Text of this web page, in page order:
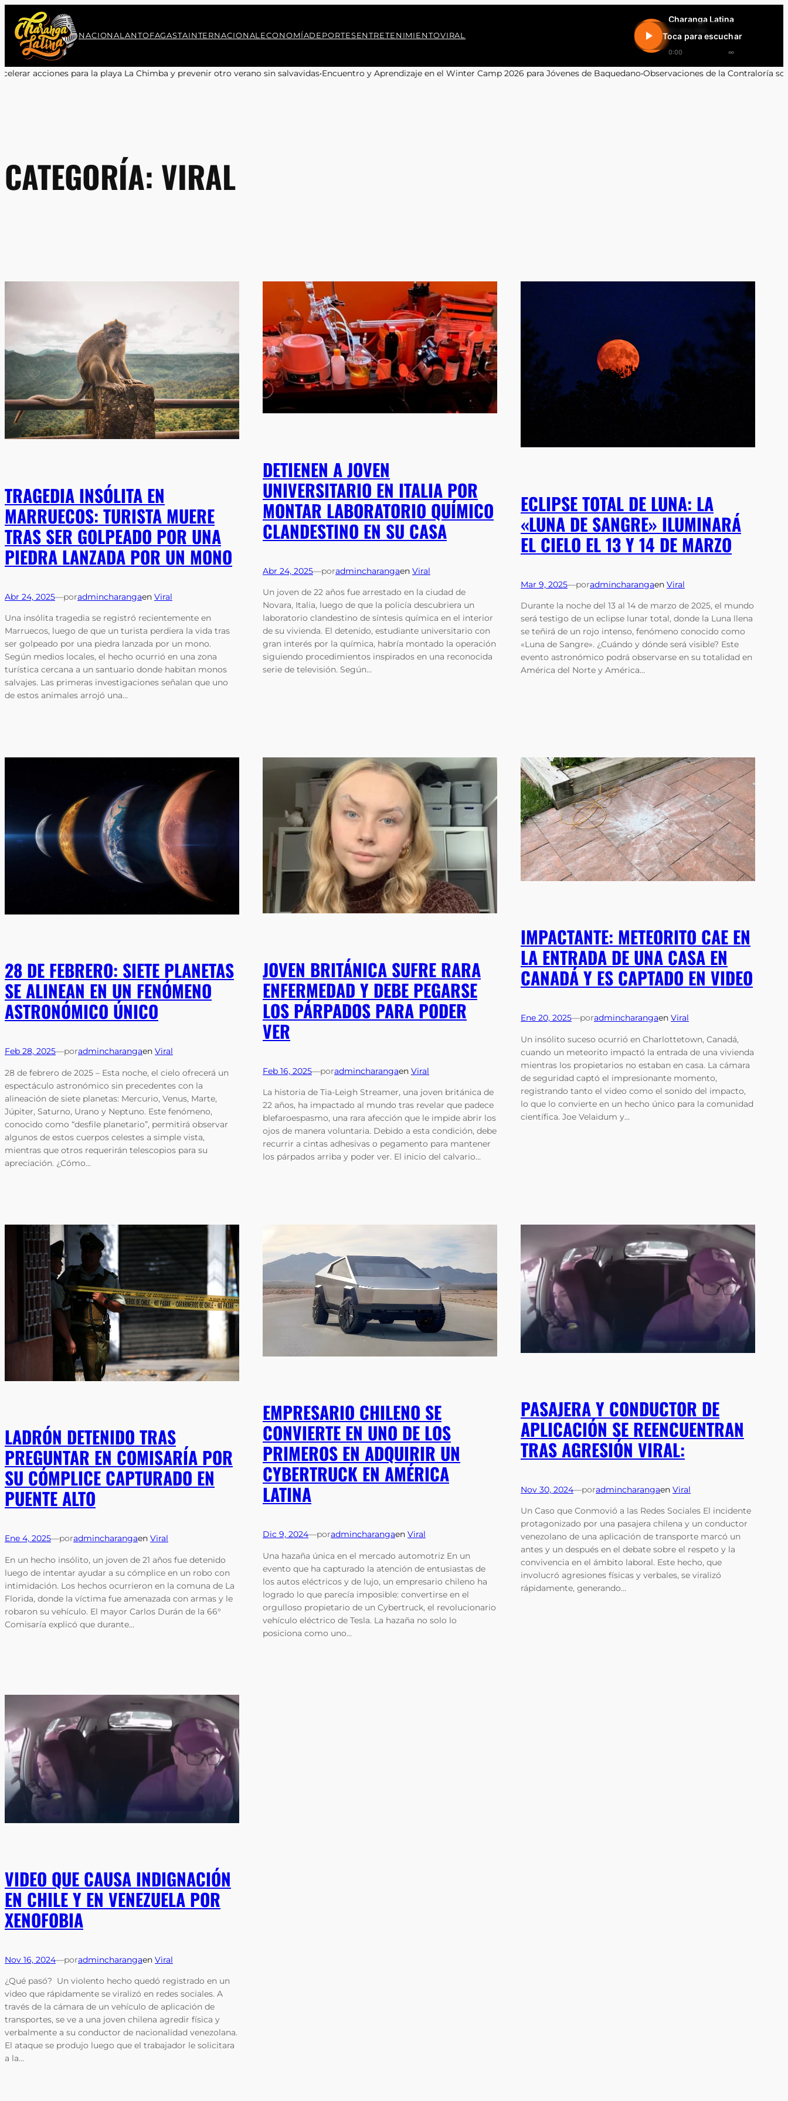
contenido
NACIONALANTOFAGASTAINTERNACIONALECONOMÍADEPORTESENTRETENIMIENTOVIRAL
Charanga Latina
En vivo 24h
0:00 ∞
Toca para escuchar
otro verano sin salvavidas•Encuentro y Aprendizaje en el Winter Camp 2026 para Jóvenes de Baquedano•Observaciones de la Contraloría sobre Contrataciones en el Servicio de Salud
CATEGORÍA: VIRAL
TRAGEDIA INSÓLITA EN
MARRUECOS: TURISTA MUERE
TRAS SER GOLPEADO POR UNA
PIEDRA LANZADA POR UN MONO
Abr 24, 2025—poradmincharangaen Viral
Una insólita tragedia se registró recientemente en
Marruecos, luego de que un turista perdiera la vida tras
ser golpeado por una piedra lanzada por un mono.
Según medios locales, el hecho ocurrió en una zona
turística cercana a un santuario donde habitan monos
salvajes. Las primeras investigaciones señalan que uno
de estos animales arrojó una…
DETIENEN A JOVEN
UNIVERSITARIO EN ITALIA POR
MONTAR LABORATORIO QUÍMICO
CLANDESTINO EN SU CASA
Abr 24, 2025—poradmincharangaen Viral
Un joven de 22 años fue arrestado en la ciudad de
Novara, Italia, luego de que la policía descubriera un
laboratorio clandestino de síntesis química en el interior
de su vivienda. El detenido, estudiante universitario con
gran interés por la química, habría montado la operación
siguiendo procedimientos inspirados en una reconocida
serie de televisión. Según…
ECLIPSE TOTAL DE LUNA: LA
«LUNA DE SANGRE» ILUMINARÁ
EL CIELO EL 13 Y 14 DE MARZO
Mar 9, 2025—poradmincharangaen Viral
Durante la noche del 13 al 14 de marzo de 2025, el mundo
será testigo de un eclipse lunar total, donde la Luna llena
se teñirá de un rojo intenso, fenómeno conocido como
«Luna de Sangre». ¿Cuándo y dónde será visible? Este
evento astronómico podrá observarse en su totalidad en
América del Norte y América…
28 DE FEBRERO: SIETE PLANETAS
SE ALINEAN EN UN FENÓMENO
ASTRONÓMICO ÚNICO
Feb 28, 2025—poradmincharangaen Viral
28 de febrero de 2025 – Esta noche, el cielo ofrecerá un
espectáculo astronómico sin precedentes con la
alineación de siete planetas: Mercurio, Venus, Marte,
Júpiter, Saturno, Urano y Neptuno. Este fenómeno,
conocido como “desfile planetario”, permitirá observar
algunos de estos cuerpos celestes a simple vista,
mientras que otros requerirán telescopios para su
apreciación. ¿Cómo…
JOVEN BRITÁNICA SUFRE RARA
ENFERMEDAD Y DEBE PEGARSE
LOS PÁRPADOS PARA PODER
VER
Feb 16, 2025—poradmincharangaen Viral
La historia de Tia-Leigh Streamer, una joven británica de
22 años, ha impactado al mundo tras revelar que padece
blefaroespasmo, una rara afección que le impide abrir los
ojos de manera voluntaria. Debido a esta condición, debe
recurrir a cintas adhesivas o pegamento para mantener
los párpados arriba y poder ver. El inicio del calvario…
IMPACTANTE: METEORITO CAE EN
LA ENTRADA DE UNA CASA EN
CANADÁ Y ES CAPTADO EN VIDEO
Ene 20, 2025—poradmincharangaen Viral
Un insólito suceso ocurrió en Charlottetown, Canadá,
cuando un meteorito impactó la entrada de una vivienda
mientras los propietarios no estaban en casa. La cámara
de seguridad captó el impresionante momento,
registrando tanto el video como el sonido del impacto,
lo que lo convierte en un hecho único para la comunidad
científica. Joe Velaidum y…
LADRÓN DETENIDO TRAS
PREGUNTAR EN COMISARÍA POR
SU CÓMPLICE CAPTURADO EN
PUENTE ALTO
Ene 4, 2025—poradmincharangaen Viral
En un hecho insólito, un joven de 21 años fue detenido
luego de intentar ayudar a su cómplice en un robo con
intimidación. Los hechos ocurrieron en la comuna de La
Florida, donde la víctima fue amenazada con armas y le
robaron su vehículo. El mayor Carlos Durán de la 66°
Comisaría explicó que durante…
EMPRESARIO CHILENO SE
CONVIERTE EN UNO DE LOS
PRIMEROS EN ADQUIRIR UN
CYBERTRUCK EN AMÉRICA
LATINA
Dic 9, 2024—poradmincharangaen Viral
Una hazaña única en el mercado automotriz En un
evento que ha capturado la atención de entusiastas de
los autos eléctricos y de lujo, un empresario chileno ha
logrado lo que parecía imposible: convertirse en el
orgulloso propietario de un Cybertruck, el revolucionario
vehículo eléctrico de Tesla. La hazaña no solo lo
posiciona como uno…
PASAJERA Y CONDUCTOR DE
APLICACIÓN SE REENCUENTRAN
TRAS AGRESIÓN VIRAL:
Nov 30, 2024—poradmincharangaen Viral
Un Caso que Conmovió a las Redes Sociales El incidente
protagonizado por una pasajera chilena y un conductor
venezolano de una aplicación de transporte marcó un
antes y un después en el debate sobre el respeto y la
convivencia en el ámbito laboral. Este hecho, que
involucró agresiones físicas y verbales, se viralizó
rápidamente, generando…
VIDEO QUE CAUSA INDIGNACIÓN
EN CHILE Y EN VENEZUELA POR
XENOFOBIA
Nov 16, 2024—poradmincharangaen Viral
¿Qué pasó? Un violento hecho quedó registrado en un
video que rápidamente se viralizó en redes sociales. A
través de la cámara de un vehículo de aplicación de
transportes, se ve a una joven chilena agredir física y
verbalmente a su conductor de nacionalidad venezolana.
El ataque se produjo luego que el trabajador le solicitara
a la…